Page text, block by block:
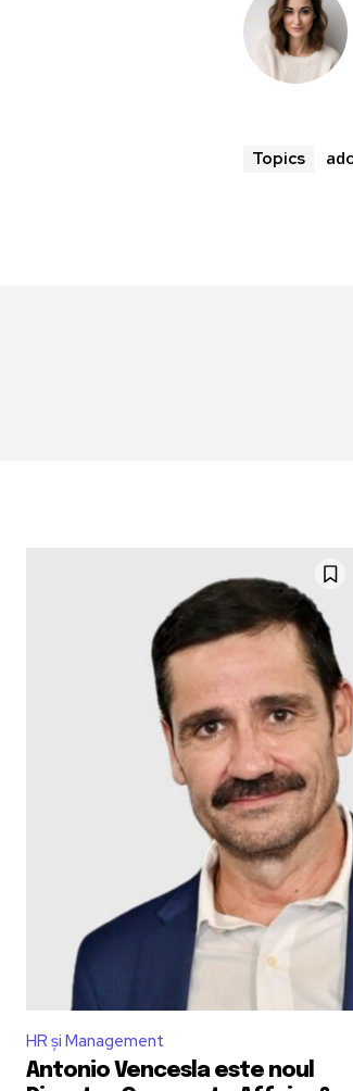
Topics
HR și Management
Antonio Vencesla este noul